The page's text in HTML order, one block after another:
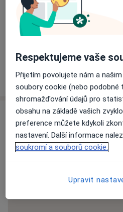
Způsoby platby (soukromé
Na teto adrese lékař
Více
o
Názory
Přidejte
Respektujeme vaše
Přijetím povolujete nám a
soubory cookie (nebo podobné
shromažďování údajů pro
obsahu na základě vašich
preference můžete kdykoli
nastavení. Další informace
soukromí a souborů cookie.
Upravit